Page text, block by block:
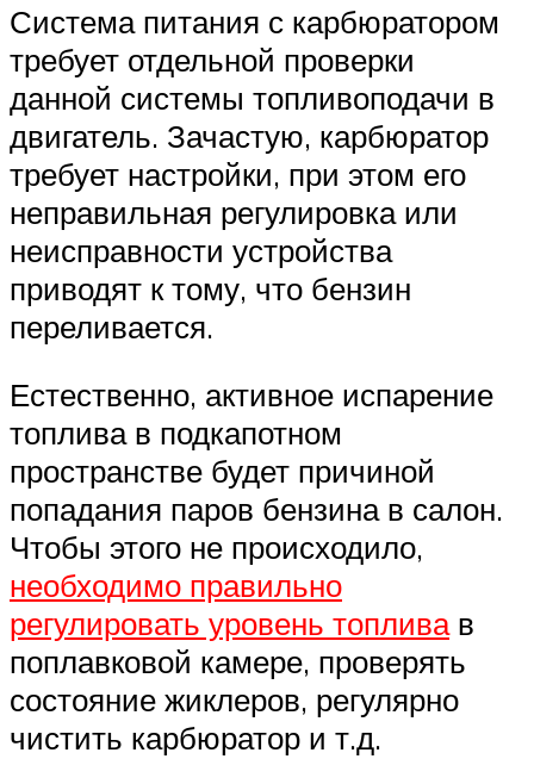
Система питания с карбюратором
требует отдельной проверки
данной системы топливоподачи в
двигатель. Зачастую, карбюратор
требует настройки, при этом его
неправильная регулировка или
неисправности устройства
приводят к тому, что бензин
переливается.
Естественно, активное испарение
топлива в подкапотном
пространстве будет причиной
попадания паров бензина в салон.
Чтобы этого не происходило,
необходимо правильно
регулировать уровень топливав
поплавковой камере, проверять
состояние жиклеров, регулярно
чистить карбюратор и т.д.